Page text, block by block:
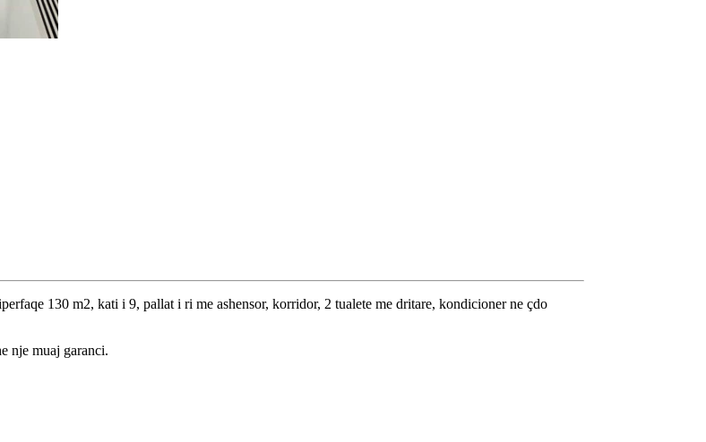
130 m2, kati i 9, pallat i ri me ashensor, korridor, 2 tualete me dritare, kondicioner ne çdo
nje muaj garanci.